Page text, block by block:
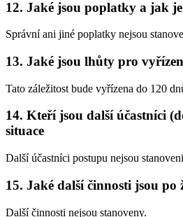
12. Jaké jsou poplatky a jak
Správní ani jiné poplatky nejsou
13. Jaké jsou lhůty pro
Tato záležitost bude vyřízena do 120
14. Kteří jsou další účastníci
situace
Další účastníci postupu nejsou
15. Jaké další činnosti jsou po
Další činnosti nejsou stanoveny.